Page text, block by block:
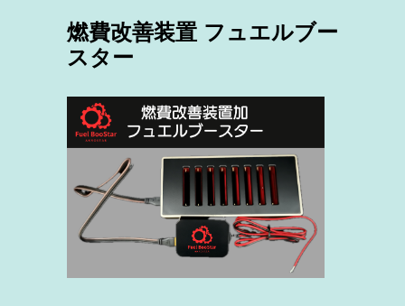
燃費改善装置 フュエルブー
スター